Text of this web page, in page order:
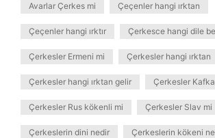
Avarlar Çerkes mi Çeçenler hangi ırktan
Çeçenler hangi ırktır Çerkesce hangi dile
Çerkesler Ermeni mi Çerkesler hangi ırktan
Çerkesler hangi ırktan gelir Çerkesler
Çerkesler Rus kökenli mi Çerkesler Slav mi
Çerkeslerin dini nedir Çerkeslerin kökeni